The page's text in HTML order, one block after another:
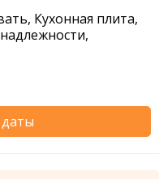
Кухонная плита,